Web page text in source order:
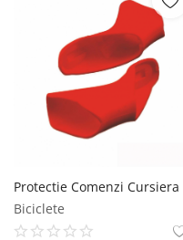
Biciclete